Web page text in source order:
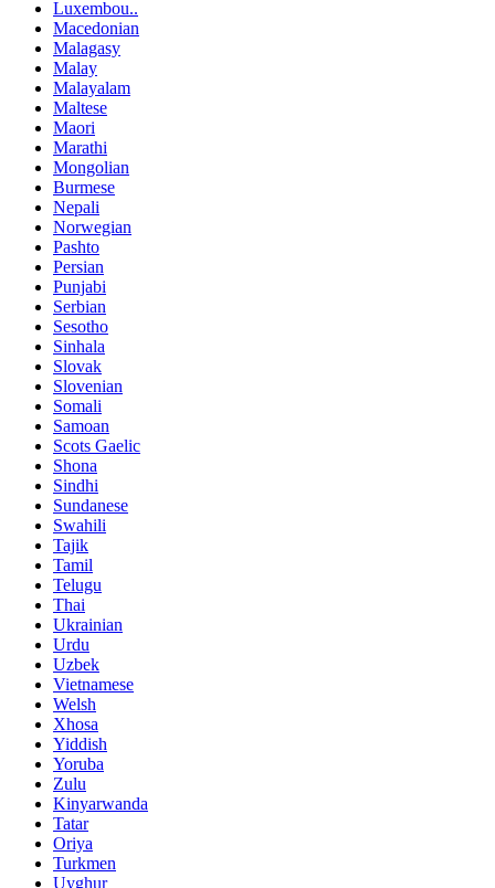
Luxembou..
Macedonian
Malagasy
Malay
Malayalam
Maltese
Maori
Marathi
Mongolian
Burmese
Nepali
Norwegian
Pashto
Persian
Punjabi
Serbian
Sesotho
Sinhala
Slovak
Slovenian
Somali
Samoan
Scots Gaelic
Shona
Sindhi
Sundanese
Swahili
Tajik
Tamil
Telugu
Thai
Ukrainian
Urdu
Uzbek
Vietnamese
Welsh
Xhosa
Yiddish
Yoruba
Zulu
Kinyarwanda
Tatar
Oriya
Turkmen
Uyghur